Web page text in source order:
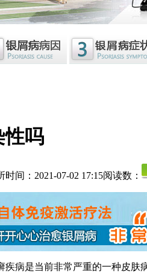
性吗
时间：2021-07-02 17:15阅读数：
疾病是当前非常严重的一种皮